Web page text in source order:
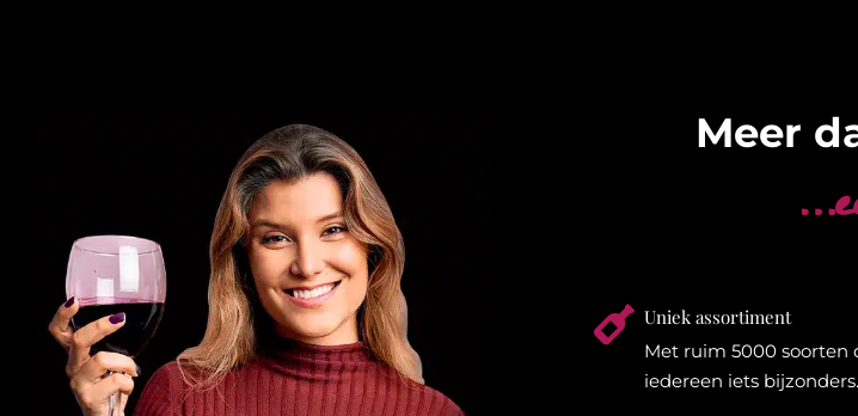
Meer
 Uniek assortiment
Met ruim 5000 soorten
iedereen iets bijzonders.